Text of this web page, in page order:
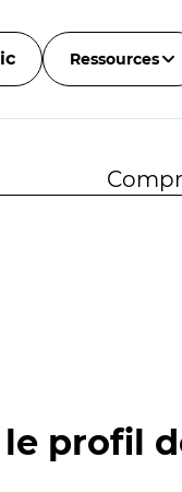
Ressources
le profil